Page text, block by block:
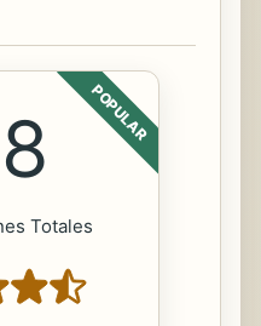
POPULAR
Totales